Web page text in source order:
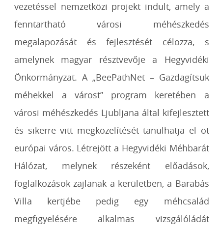
vezetéssel nemzetközi projekt indult, amely a
fenntartható városi méhészkedés
megalapozását és fejlesztését célozza, s
amelynek magyar résztvevője a Hegyvidéki
Önkormányzat. A „BeePathNet – Gazdagítsuk
méhekkel a várost” program keretében a
városi méhészkedés Ljubljana által kifejlesztett
és sikerre vitt megközelítését tanulhatja el öt
európai város. Létrejött a Hegyvidéki Méhbarát
Hálózat, melynek részeként előadások,
foglalkozások zajlanak a kerületben, a Barabás
Villa kertjébe pedig egy méhcsalád
megfigyelésére alkalmas vizsgálóládát